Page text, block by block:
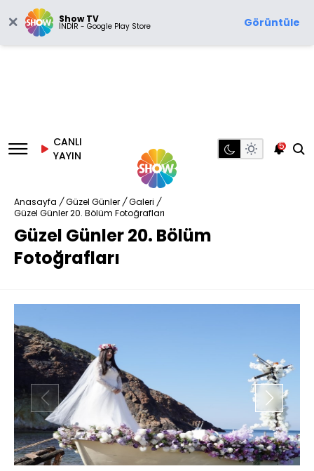
Show TV
İNDİR - Google Play Store Görüntüle
CANLI
YAYIN
5
Anasayfa / Güzel Günler / Galeri /
Güzel Günler 20. Bölüm Fotoğrafları
Güzel Günler 20. Bölüm
Fotoğrafları